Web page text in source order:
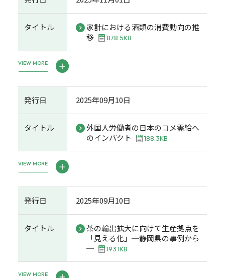
タイトル
家計における酒類の消費動向の推
移
878.5KB
VIEW MORE
発行日 2025年09月10日
タイトル
外国人労働者の日本のコメ需給へ
のインパクト
188.3KB
VIEW MORE
発行日 2025年09月10日
タイトル
茶の輸出拡大に向けて生産拠点を
「見える化」─静岡県の事例から
─
193.1KB
VIEW MORE